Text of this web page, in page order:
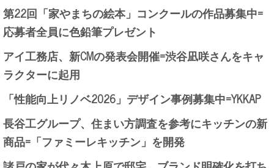
第22回「家やまちの絵本」コンクールの作品募集中=
応募者全員に色鉛筆プレゼント
アイ工務店、新CMの発表会開催=渋谷凪咲さんをキャ
ラクターに起用
「性能向上リノベ2026」デザイン事例募集中=YKKAP
長谷工グループ、住まい方調査を参考にキッチンの新
商品=「ファミーレキッチン」を開発